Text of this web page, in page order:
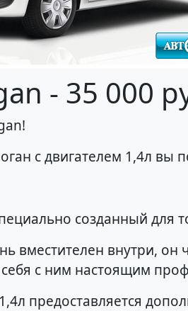
- 35 000
с двигателем 1,4л вы
созданный для
вместителен внутри,
с ним настоящим
предоставляется